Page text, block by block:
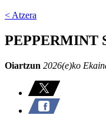
< Atzera
PEPPERMINT
Oiartzun 2026(e)ko